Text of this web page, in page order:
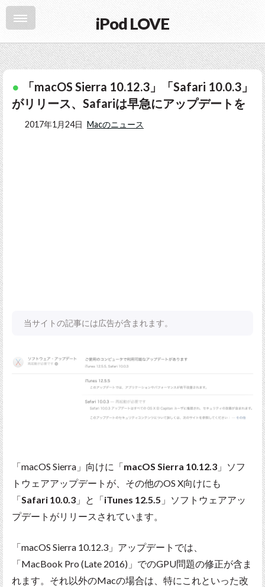
iPod LOVE
「macOS Sierra 10.12.3」「Safari 10.0.3」
がリリース、Safariは早急にアップデートを
2017年1月24日 Macのニュース
当サイトの記事には広告が含まれます。
「macOS Sierra」向けに「macOS Sierra 10.12.3 」ソフ
トウェアアップデートが、その他のOS X向けにも
「Safari 10.0.3 」と「iTunes 12.5.5 」ソフトウェアアッ
プデートがリリースされています。
「macOS Sierra 10.12.3」アップデートでは、
「MacBook Pro (Late 2016)」でのGPU問題の修正が含ま
れます。それ以外のMacの場合は、特にこれといった改